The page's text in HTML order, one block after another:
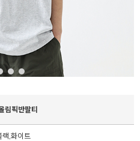
림픽반팔티
랙,화이트